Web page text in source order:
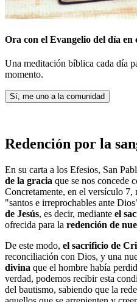
Ora con el Evangelio del día en
Una meditación bíblica cada día
momento.
Sí, me uno a la comunidad
Redención por la
En su carta a los Efesios, San
de la gracia que se nos concede
Concretamente, en el versículo 7,
"santos e irreprochables ante
de Jesús, es decir, mediante el
ofrecida para la redención de
De este modo, el sacrificio de
reconciliación con Dios, y una
divina que el hombre había
verdad, podemos recibir esta
del bautismo, sabiendo que la